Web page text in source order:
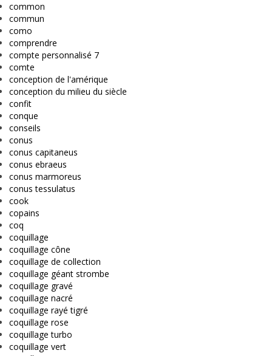
common
commun
como
comprendre
compte personnalisé 7
comte
conception de l'amérique
conception du milieu du siècle
confit
conque
conseils
conus
conus capitaneus
conus ebraeus
conus marmoreus
conus tessulatus
cook
copains
coq
coquillage
coquillage cône
coquillage de collection
coquillage géant strombe
coquillage gravé
coquillage nacré
coquillage rayé tigré
coquillage rose
coquillage turbo
coquillage vert